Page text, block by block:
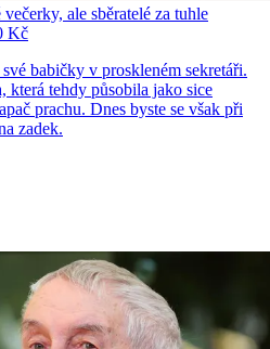
ale sběratelé za tuhle
Kč
babičky v proskleném sekretáři.
která tehdy působila jako sice
prachu. Dnes byste se však při
zadek.